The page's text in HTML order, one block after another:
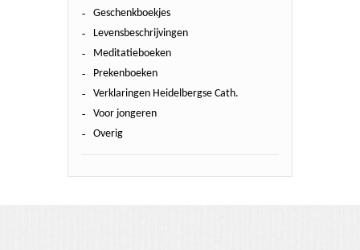
Geschenkboekjes
Levensbeschrijvingen
Meditatieboeken
Prekenboeken
Verklaringen Heidelbergse Cath.
Voor jongeren
Overig